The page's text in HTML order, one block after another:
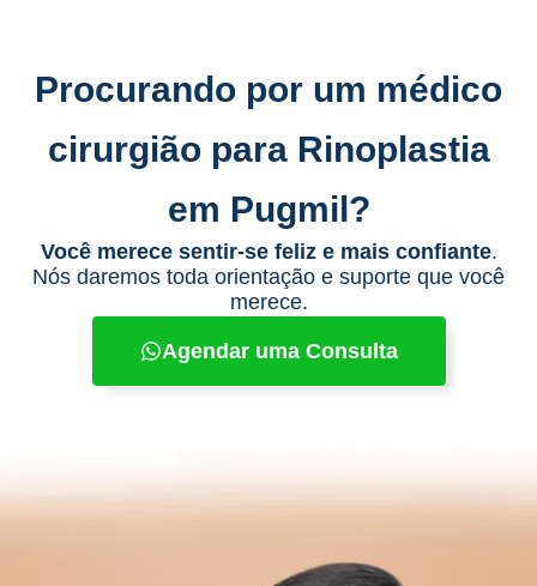
Procurando por um médico
cirurgião para Rinoplastia
em Pugmil?
Você merece sentir-se feliz e mais confiante.
Nós daremos toda orientação e suporte que você
merece.
Agendar uma Consulta